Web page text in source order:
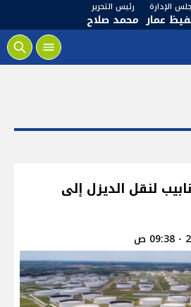
الإدارة
عمار
رئيس التحرير
محمد صلاح
لنقل الديزل إلى